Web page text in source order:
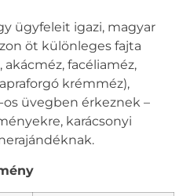
ügyfeleit igazi, magyar
öt különleges fajta
akácméz, facéliaméz,
krémméz),
üvegben érkeznek –
karácsonyi